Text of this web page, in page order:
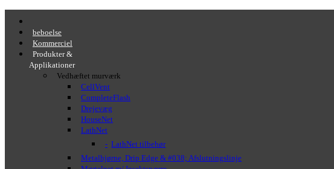
beboelse
Kommerciel
Produkter &
Applikationer
Vedhæftet murværk
CellVent
CompleteFlash
Drejevæg
HouseNet
LathNet
LathNet tilbehør
Metalhjørne, Drip Edge & #038; Afslutningslinje